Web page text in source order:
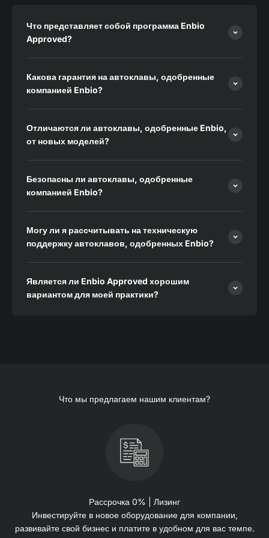
Что представляет собой программа Enbio
Approved?
Какова гарантия на автоклавы, одобренные
компанией Enbio?
Отличаются ли автоклавы, одобренные Enbio,
от новых моделей?
Безопасны ли автоклавы, одобренные
компанией Enbio?
Могу ли я рассчитывать на техническую
поддержку автоклавов, одобренных Enbio?
Является ли Enbio Approved хорошим
вариантом для моей практики?
Что мы предлагаем нашим клиентам?
Рассрочка 0% | Лизинг
Инвестируйте в новое оборудование для компании,
развивайте свой бизнес и платите в удобном для вас темпе.